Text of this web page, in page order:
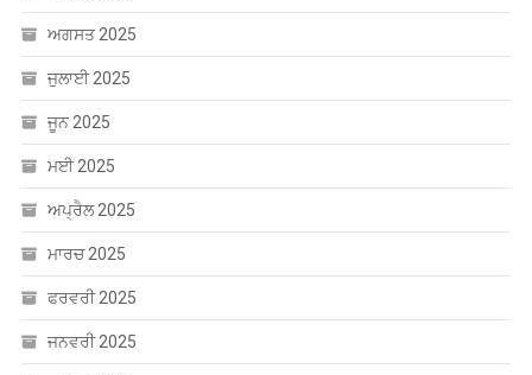
ਅਗਸਤ 2025
ਜੁਲਾਈ 2025
ਜੂਨ 2025
ਮਈ 2025
ਅਪ੍ਰੈਲ 2025
ਮਾਰਚ 2025
ਫਰਵਰੀ 2025
ਜਨਵਰੀ 2025